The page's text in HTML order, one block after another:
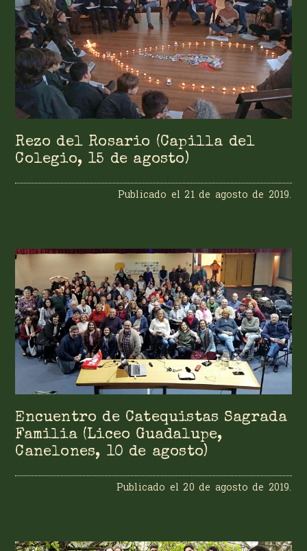
Rezo del Rosario (Capilla del
Colegio, 15 de agosto)
Publicado el21 de agosto de 2019.
Encuentro de Catequistas Sagrada
Familia (Liceo Guadalupe,
Canelones, 10 de agosto)
Publicado el20 de agosto de 2019.